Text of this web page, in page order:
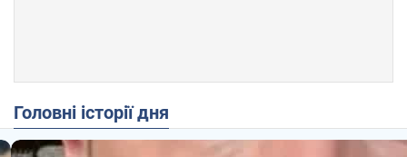
Головні історії дня